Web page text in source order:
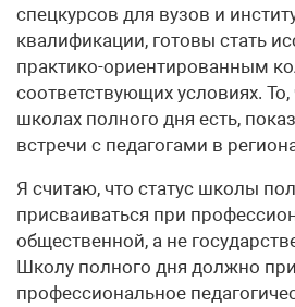
спецкурсов для вузов и
квалификации, готовы стать
практико-ориентированным
соответствующих условиях. То,
школах полного дня есть,
встречи с педагогами в
Я считаю, что статус школы
присваиваться при
общественной, а не
Школу полного дня должно
профессиональное